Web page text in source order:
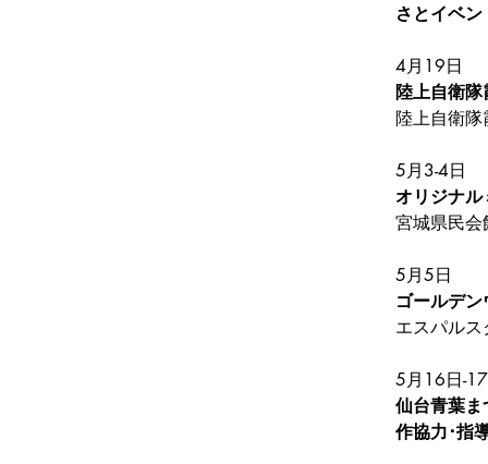
4月19日
陸上自衛
陸上自衛
5月3-4日
オリジナ
宮城県民
5月5日
ゴールデ
エスパルス
5月16日-
仙台青葉
作協力･指